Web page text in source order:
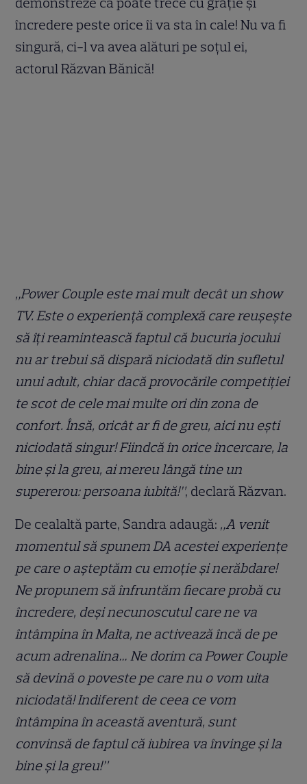
încredere peste orice îi va sta în cale! Nu va fi
singură, ci-l va avea alături pe soțul ei,
actorul Răzvan Bănică!
„Power Couple este mai mult decât un show
TV. Este o experiență complexă care reușește
să îți reamintească faptul că bucuria jocului
nu ar trebui să dispară niciodată din sufletul
unui adult, chiar dacă provocările competiției
te scot de cele mai multe ori din zona de
confort. Însă, oricât ar fi de greu, aici nu ești
niciodată singur! Fiindcă în orice încercare, la
bine și la greu, ai mereu lângă tine un
supererou: persoana iubită!”, declară Răzvan.
De cealaltă parte, Sandra adaugă: „A venit
momentul să spunem DA acestei experiențe
pe care o așteptăm cu emoție și nerăbdare!
Ne propunem să înfruntăm fiecare probă cu
încredere, deși necunoscutul care ne va
întâmpina în Malta, ne activează încă de pe
acum adrenalina… Ne dorim ca Power Couple
să devină o poveste pe care nu o vom uita
niciodată! Indiferent de ceea ce vom
întâmpina în această aventură, sunt
convinsă de faptul că iubirea va învinge și la
bine și la greu!”